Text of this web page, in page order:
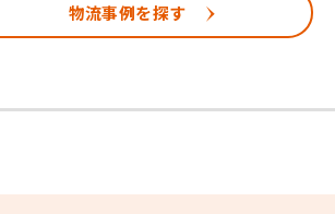
物流事例を探す